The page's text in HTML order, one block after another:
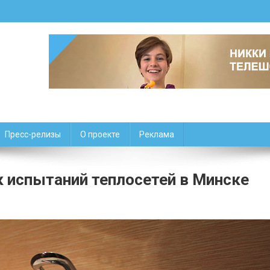
Пресс-релизы О проекте Реклама
теплосетей в Минске